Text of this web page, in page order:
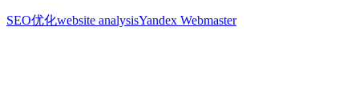
SEO优化website analysisYandex Webmaster